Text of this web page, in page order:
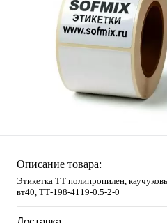
Описание товара:
Этикетка ТТ полипропилен,
вт40, TТ-198-4119-0.5-2-0